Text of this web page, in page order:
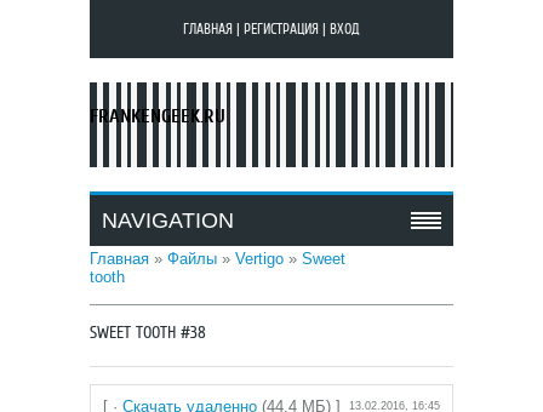
ГЛАВНАЯ РЕГИСТРАЦИЯ ВХОД
FRANKENGEEK.RU
NAVIGATION
Главная » Файлы » Vertigo » Sweet
tooth
SWEET TOOTH #38
[ · Скачать удаленно (44,4 МБ) ] 13.02.2016, 16:45